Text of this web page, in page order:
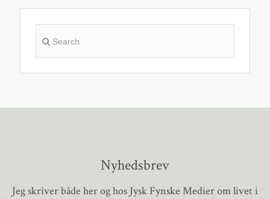
Nyhedsbrev
Jeg skriver både her og hos Jysk Fynske Medier om livet i